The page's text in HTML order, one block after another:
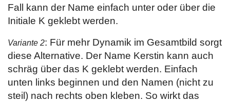
Fall kann der Name einfach unter oder über die
Initiale K geklebt werden.
Variante 2: Für mehr Dynamik im Gesamtbild sorgt
diese Alternative. Der Name Kerstin kann auch
schräg über das K geklebt werden. Einfach
unten links beginnen und den Namen (nicht zu
steil) nach rechts oben kleben. So wirkt das